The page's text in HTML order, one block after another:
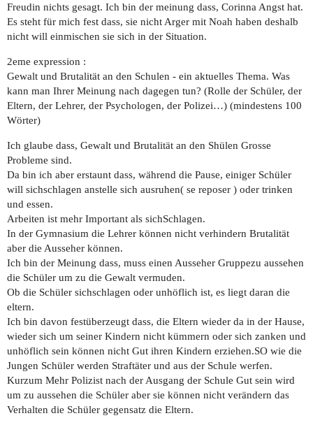
Freudin nichts gesagt. Ich bin der meinung dass, Corinna Angst hat.
Es steht für mich fest dass, sie nicht Arger mit Noah haben deshalb
nicht will einmischen sie sich in der Situation.
2eme expression :
Gewalt und Brutalität an den Schulen - ein aktuelles Thema. Was
kann man Ihrer Meinung nach dagegen tun? (Rolle der Schüler, der
Eltern, der Lehrer, der Psychologen, der Polizei…) (mindestens 100
Wörter)
Ich glaube dass, Gewalt und Brutalität an den Shülen Grosse
Probleme sind.
Da bin ich aber erstaunt dass, während die Pause, einiger Schüler
will sichschlagen anstelle sich ausruhen( se reposer ) oder trinken
und essen.
Arbeiten ist mehr Important als sichSchlagen.
In der Gymnasium die Lehrer können nicht verhindern Brutalität
aber die Ausseher können.
Ich bin der Meinung dass, muss einen Ausseher Gruppezu aussehen
die Schüler um zu die Gewalt vermuden.
Ob die Schüler sichschlagen oder unhöflich ist, es liegt daran die
eltern.
Ich bin davon festüberzeugt dass, die Eltern wieder da in der Hause,
wieder sich um seiner Kindern nicht kümmern oder sich zanken und
unhöflich sein können nicht Gut ihren Kindern erziehen.SO wie die
Jungen Schüler werden Straftäter und aus der Schule werfen.
Kurzum Mehr Polizist nach der Ausgang der Schule Gut sein wird
um zu aussehen die Schüler aber sie können nicht verändern das
Verhalten die Schüler gegensatz die Eltern.